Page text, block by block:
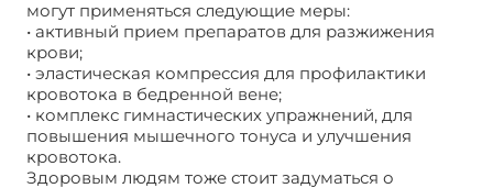
могут применяться следующие меры:
• активный прием препаратов для разжижения
крови;
• эластическая компрессия для профилактики
кровотока в бедренной вене;
• комплекс гимнастических упражнений, для
повышения мышечного тонуса и улучшения
кровотока.
Здоровым людям тоже стоит задуматься о